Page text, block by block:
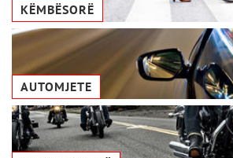
KËMBËSORË
AUTOMJETE